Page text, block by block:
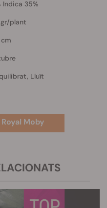
Indica 35%
plant
Lluït
Moby